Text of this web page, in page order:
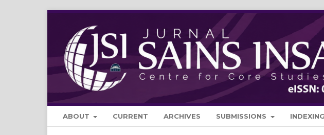
ABOUT CURRENT ARCHIVES SUBMISSIONS